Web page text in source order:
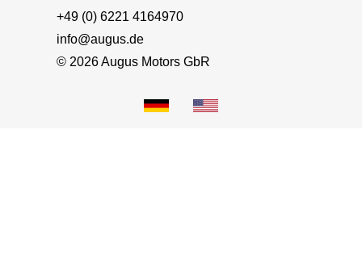
+49 (0) 6221 4164970
info@augus.de
© 2026 Augus Motors GbR